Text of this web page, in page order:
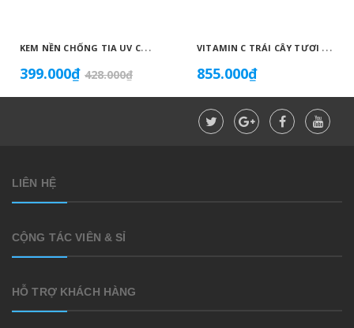
K
EM NỀN CHỐNG TIA UV CỰC MẠNH SPF50+ PA++++, BÁM DÍNH CAO, KHÔNG VÓN CỤC, DƯỠNG ẨM VÀ DƯỠNG TRẮNG DA HOÀN HẢO NO.23 (MÀU BEIGE) - ATOMY BB ABSOLUTE 23 - 애터미 앱솔루트 BB - АТОМИ АБСОЛЮТ BB №23
399.000₫ 428.000₫
V
ITAMIN C TRÁI CÂY TƯƠI HÀM LƯỢNG CAO 2.000 MG CHỐNG OXY HOÁ BẢO VỆ TẾ BÀO, TĂNG HẤP THU SẮT, TĂNG SỨC ĐỀ KHÁNG, NGĂN NGỪA CẢM CÚM, GIÚP TỔNG HỢP COLLAGEN LÀM ĐẸP DA - ATOMY VITA MEGA COLOR VITAMIN C - 2.000MG - 애터미 비타메가컬러 비타민C - 2.000MG - АТОМИ ВИТА МЕГАКОЛОР ВИТАМИН С – 2000 МГ
855.000₫
LIÊN HỆ
CỘNG TÁC VIÊN & SỈ
HỖ TRỢ KHÁCH HÀNG